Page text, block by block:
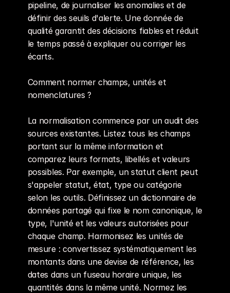
pipeline, de journaliser les anomalies et de
définir des seuils d'alerte. Une donnée de
qualité garantit des décisions fiables et réduit
le temps passé à expliquer ou corriger les
écarts.
Comment normer champs, unités et
nomenclatures ?
La normalisation commence par un audit des
sources existantes. Listez tous les champs
portant sur la même information et
comparez leurs formats, libellés et valeurs
possibles. Par exemple, un statut client peut
s'appeler statut, état, type ou catégorie
selon les outils. Définissez un dictionnaire de
données partagé qui fixe le nom canonique, le
type, l'unité et les valeurs autorisées pour
chaque champ. Harmonisez les unités de
mesure : convertissez systématiquement les
montants dans une devise de référence, les
dates dans un fuseau horaire unique, les
quantités dans la même unité. Normez les